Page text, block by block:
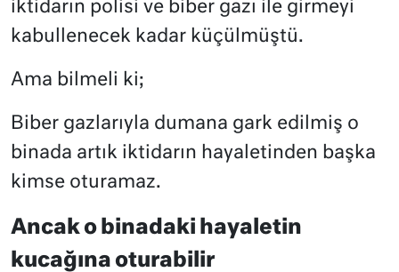
iktidarın polisi ve biber gazı ile girmeyi
kabullenecek kadar küçülmüştü.
Ama bilmeli ki;
Biber gazlarıyla dumana gark edilmiş o
binada artık iktidarın hayaletinden başka
kimse oturamaz.
Ancak o binadaki hayaletin
kucağına oturabilir